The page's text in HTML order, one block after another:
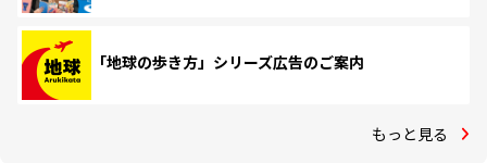
「地球の歩き方」シリーズ広告のご案内
もっと見る